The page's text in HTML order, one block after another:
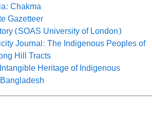
Chakma
Gazetteer
(SOAS University of London)
Journal: The Indigenous Peoples of
Hill Tracts
Heritage of Indigenous